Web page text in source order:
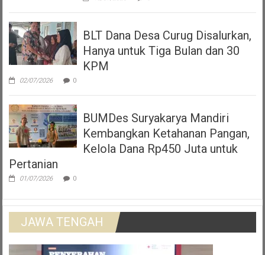
BLT Dana Desa Curug Disalurkan,
Hanya untuk Tiga Bulan dan 30
KPM
02/07/2026 0
BUMDes Suryakarya Mandiri
Kembangkan Ketahanan Pangan,
Kelola Dana Rp450 Juta untuk
Pertanian
01/07/2026 0
JAWA TENGAH